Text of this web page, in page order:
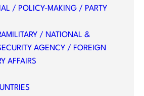
/ POLICY-MAKING / PARTY
/ NATIONAL &
AGENCY / FOREIGN
AFFAIRS